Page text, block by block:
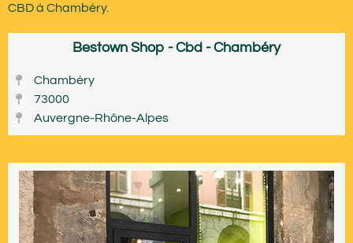
CBD à Chambéry.
Bestown Shop - Cbd - Chambéry
Chambéry
73000
Auvergne-Rhône-Alpes